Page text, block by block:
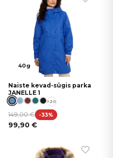
40g
Naiste kevad-sügis parka
JANELLE 1
+20
149,00€ -33%
99,90 €